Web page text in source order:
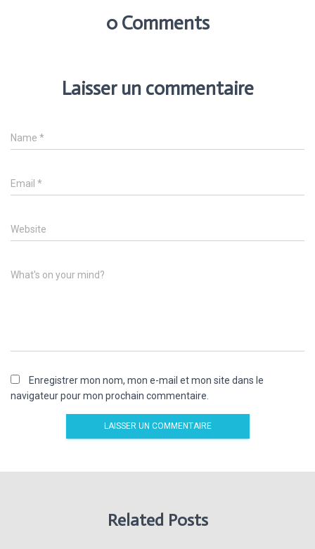
0 Comments
Laisser un commentaire
Name *
Email *
Website
What's on your mind?
Enregistrer mon nom, mon e-mail et mon site dans le
navigateur pour mon prochain commentaire.
Related Posts